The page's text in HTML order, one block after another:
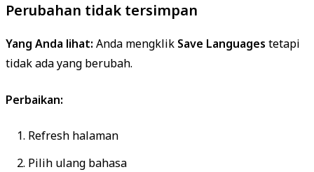
Perubahan tidak tersimpan
Yang Anda lihat: Anda mengklik Save Languages tetapi
tidak ada yang berubah.
Perbaikan:
Refresh halaman
Pilih ulang bahasa